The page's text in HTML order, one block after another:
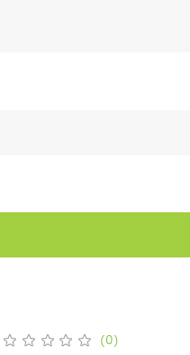
(0)